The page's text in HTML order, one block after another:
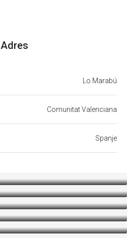
Adres
Lo Marabú
Comunitat Valenciana
Spanje